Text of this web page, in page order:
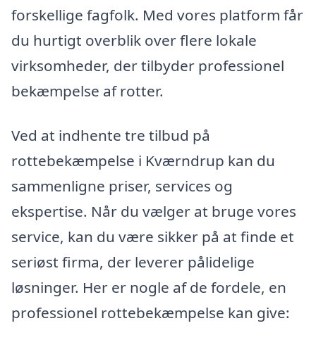
forskellige fagfolk. Med vores platform får
du hurtigt overblik over flere lokale
virksomheder, der tilbyder professionel
bekæmpelse af rotter.
Ved at indhente tre tilbud på
rottebekæmpelse i Kværndrup kan du
sammenligne priser, services og
ekspertise. Når du vælger at bruge vores
service, kan du være sikker på at finde et
seriøst firma, der leverer pålidelige
løsninger. Her er nogle af de fordele, en
professionel rottebekæmpelse kan give: